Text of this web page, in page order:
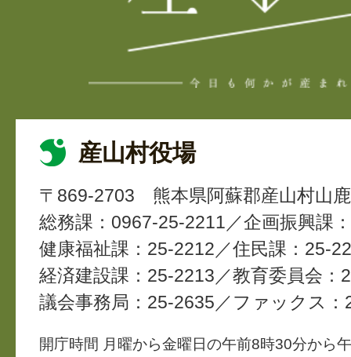
産山村役場
〒869-2703
熊本県阿蘇郡産山村山
総務課：0967-25-2211
企画振興課
健康福祉課：25-2212
住民課：25-
経済建設課：25-2213
教育委員会：
議会事務局：25-2635
ファックス：
開庁時間 月曜から金曜日の午前8時30分から